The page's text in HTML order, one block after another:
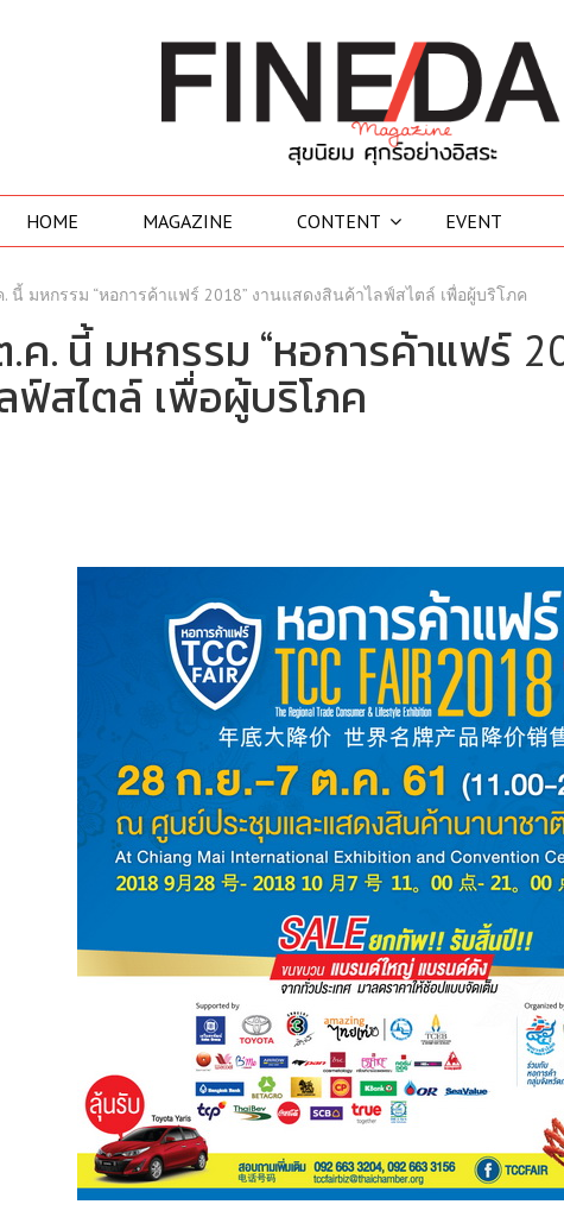
HOME MAGAZINE CONTENT EVENT
. นี้ มหกรรม “หอการค้าแฟร์ 2018” งานแสดงสินค้าไลฟ์สไตล์ เพื่อผู้บริโภค
ค. นี้ มหกรรม “หอการค้าแฟร์
ฟ์สไตล์ เพื่อผู้บริโภค